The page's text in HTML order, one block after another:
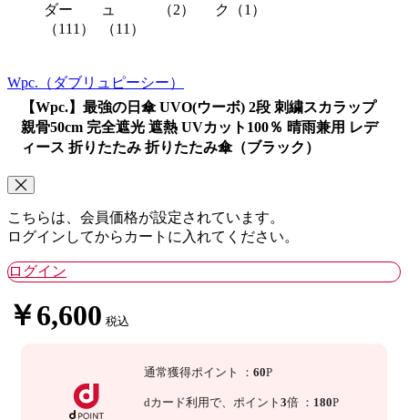
ダー
（111）
ュ
（11）
（2）
ク（1）
Wpc. （ダブリュピーシー）
【Wpc.】最強の日傘 UVO(ウーボ) 2段 刺繍スカラップ
親骨50cm 完全遮光 遮熱 UVカット100％ 晴雨兼用 レデ
ィース 折りたたみ 折りたたみ傘（ブラック）
こちらは、会員価格が設定されています。
ログインしてからカートに入れてください。
ログイン
￥6,600 税込
通常獲得ポイント ： 60P
dカード利用で、 ポイント 3倍 ： 180P